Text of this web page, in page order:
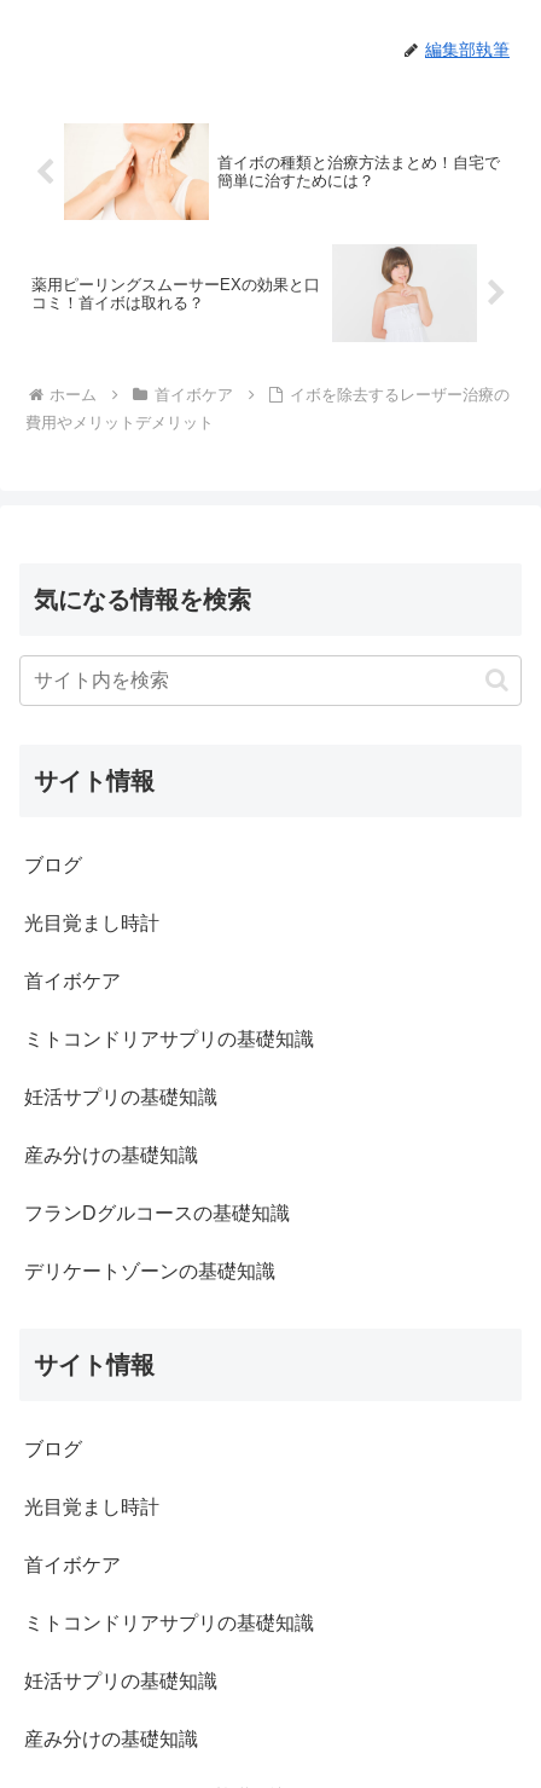
編集部執筆
首イボの種類と治療方法まとめ！自宅で
簡単に治すためには？
薬用ピーリングスムーサーEXの効果と口
コミ！首イボは取れる？
ホーム 首イボケア
イボを除去するレーザー治療の
費用やメリットデメリット
気になる情報を検索
サイト情報
ブログ
光目覚まし時計
首イボケア
ミトコンドリアサプリの基礎知識
妊活サプリの基礎知識
産み分けの基礎知識
フランDグルコースの基礎知識
デリケートゾーンの基礎知識
サイト情報
ブログ
光目覚まし時計
首イボケア
ミトコンドリアサプリの基礎知識
妊活サプリの基礎知識
産み分けの基礎知識